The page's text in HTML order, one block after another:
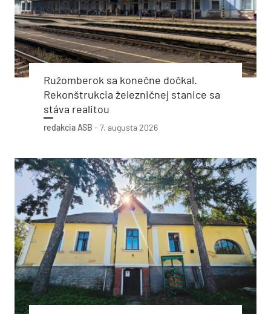
Ružomberok sa konečne dočkal.
Rekonštrukcia železničnej stanice sa
stáva realitou
redakcia ASB - 7. augusta 2026